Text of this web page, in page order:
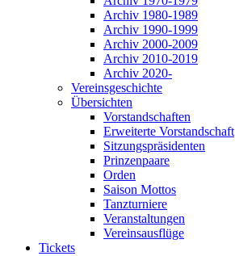
Archiv 1980-1989
Archiv 1990-1999
Archiv 2000-2009
Archiv 2010-2019
Archiv 2020-
Vereinsgeschichte
Übersichten
Vorstandschaften
Erweiterte Vorstandschaft
Sitzungspräsidenten
Prinzenpaare
Orden
Saison Mottos
Tanzturniere
Veranstaltungen
Vereinsausflüge
Tickets